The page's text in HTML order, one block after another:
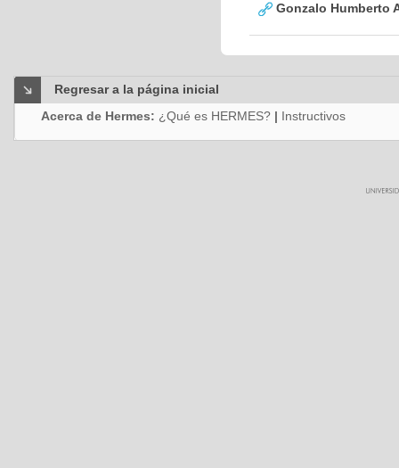
Gonzalo Humberto
Regresar a la página inicial
Acerca de Hermes: ¿Qué es HERMES? | Instructivos